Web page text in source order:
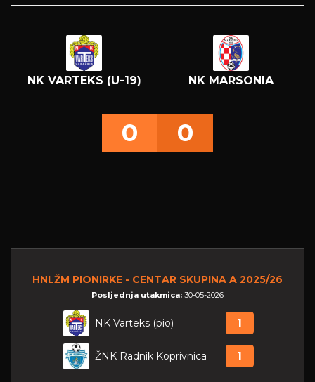
NK VARTEKS (U-19) NK MARSONIA
0 0
HNLŽM PIONIRKE - CENTAR SKUPINA A 2025/26
Posljednja utakmica: 30-05-2026
NK Varteks (pio) 1
ŽNK Radnik Koprivnica 1